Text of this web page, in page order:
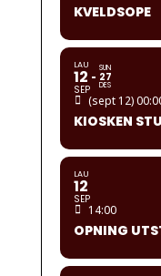
KVELDSOPE
LAU
12
SEP
SUN
27
DES
(sept 12)
KIOSKEN
LAU
12
SEP
14:00
OPNING